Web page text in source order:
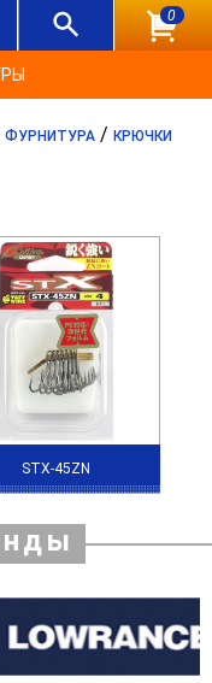
0
ФУРНИТУРА / КРЮЧКИ
STX-45ZN